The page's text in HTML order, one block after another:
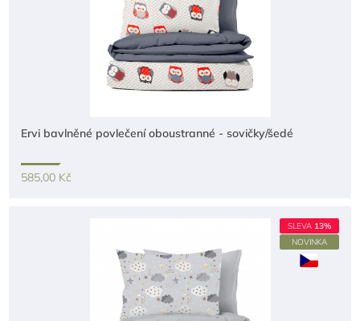
Ervi bavlněné povlečení oboustranné - sovičky/šedé
585,00 Kč
SLEVA 13%
NOVINKA